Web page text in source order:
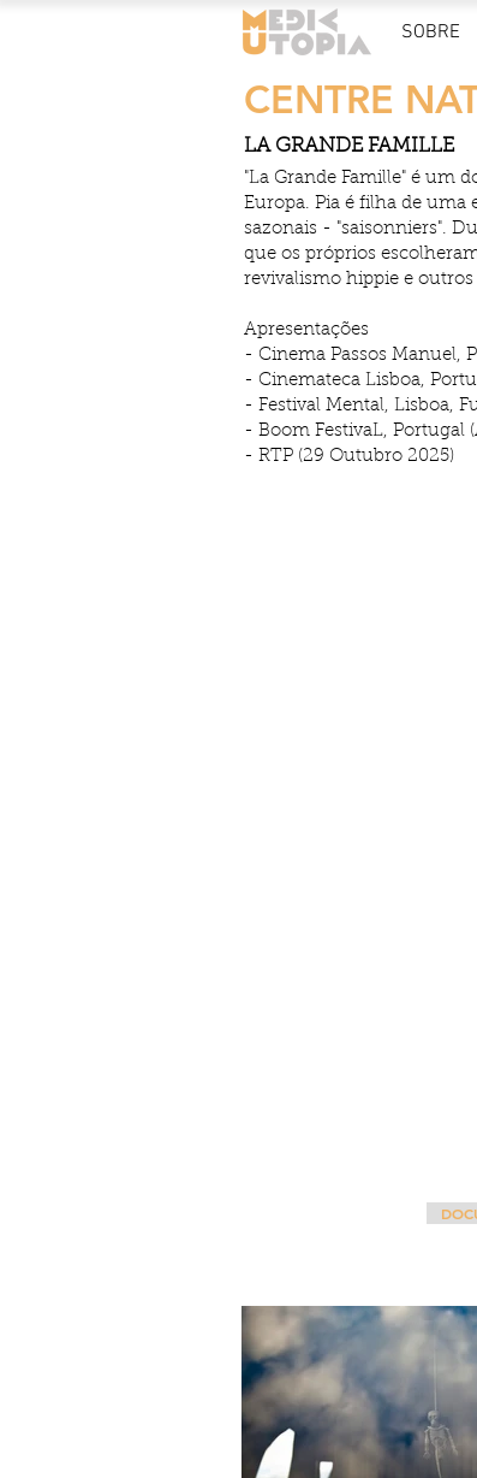
SOBRE
CENTRE
LA GRANDE FAMILLE
"La Grande Famille" é um
Europa. Pia é filha de
sazonais - "saisonniers".
que os próprios
revivalismo hippie e outros
Apresentações
- Cinema Passos Manuel,
- Cinemateca Lisboa,
- Festival Mental, Lisboa,
- Boom FestivaL, Portugal
- RTP (29 Outubro 2025)